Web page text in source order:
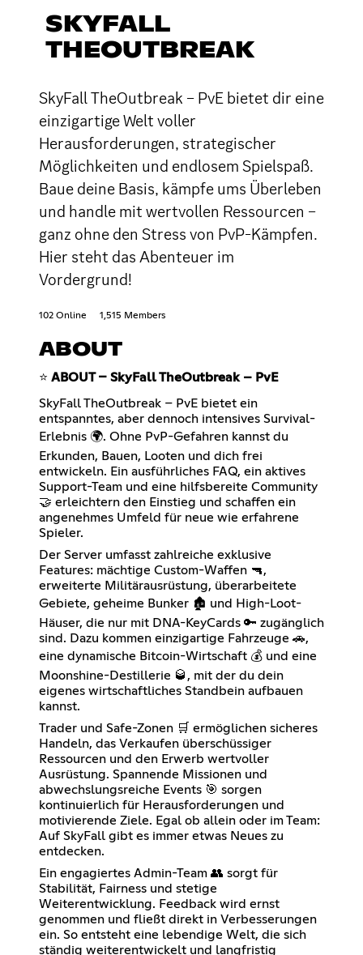
SKYFALL
THEOUTBREAK
SkyFall TheOutbreak – PvE bietet dir eine
einzigartige Welt voller
Herausforderungen, strategischer
Möglichkeiten und endlosem Spielspaß.
Baue deine Basis, kämpfe ums Überleben
und handle mit wertvollen Ressourcen –
ganz ohne den Stress von PvP-Kämpfen.
Hier steht das Abenteuer im
Vordergrund!
102 Online 1,515 Members
ABOUT
⭐ ABOUT – SkyFall TheOutbreak – PvE
SkyFall TheOutbreak – PvE bietet ein
entspanntes, aber dennoch intensives Survival-
Erlebnis 🌍. Ohne PvP-Gefahren kannst du
Erkunden, Bauen, Looten und dich frei
entwickeln. Ein ausführliches FAQ, ein aktives
Support-Team und eine hilfsbereite Community
🤝 erleichtern den Einstieg und schaffen ein
angenehmes Umfeld für neue wie erfahrene
Spieler.
Der Server umfasst zahlreiche exklusive
Features: mächtige Custom-Waffen 🔫,
erweiterte Militärausrüstung, überarbeitete
Gebiete, geheime Bunker 🏚️ und High-Loot-
Häuser, die nur mit DNA-KeyCards 🔑 zugänglich
sind. Dazu kommen einzigartige Fahrzeuge 🚗,
eine dynamische Bitcoin-Wirtschaft 💰 und eine
Moonshine-Destillerie 🥃, mit der du dein
eigenes wirtschaftliches Standbein aufbauen
kannst.
Trader und Safe-Zonen 🛒 ermöglichen sicheres
Handeln, das Verkaufen überschüssiger
Ressourcen und den Erwerb wertvoller
Ausrüstung. Spannende Missionen und
abwechslungsreiche Events 🎯 sorgen
kontinuierlich für Herausforderungen und
motivierende Ziele. Egal ob allein oder im Team:
Auf SkyFall gibt es immer etwas Neues zu
entdecken.
Ein engagiertes Admin-Team 👥 sorgt für
Stabilität, Fairness und stetige
Weiterentwicklung. Feedback wird ernst
genommen und fließt direkt in Verbesserungen
ein. So entsteht eine lebendige Welt, die sich
ständig weiterentwickelt und langfristig